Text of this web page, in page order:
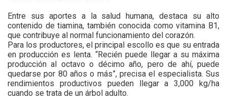
Entre sus aportes a la salud humana, destaca su alto
contenido de tiamina, también conocida como vitamina B1,
que contribuye al normal funcionamiento del corazón.
Para los productores, el principal escollo es que su entrada
en producción es lenta. “Recién puede llegar a su máxima
producción al octavo o décimo año, pero de ahí, puede
quedarse por 80 años o más”, precisa el especialista. Sus
rendimientos productivos pueden llegar a 3,000 kg/ha
cuando se trata de un árbol adulto.